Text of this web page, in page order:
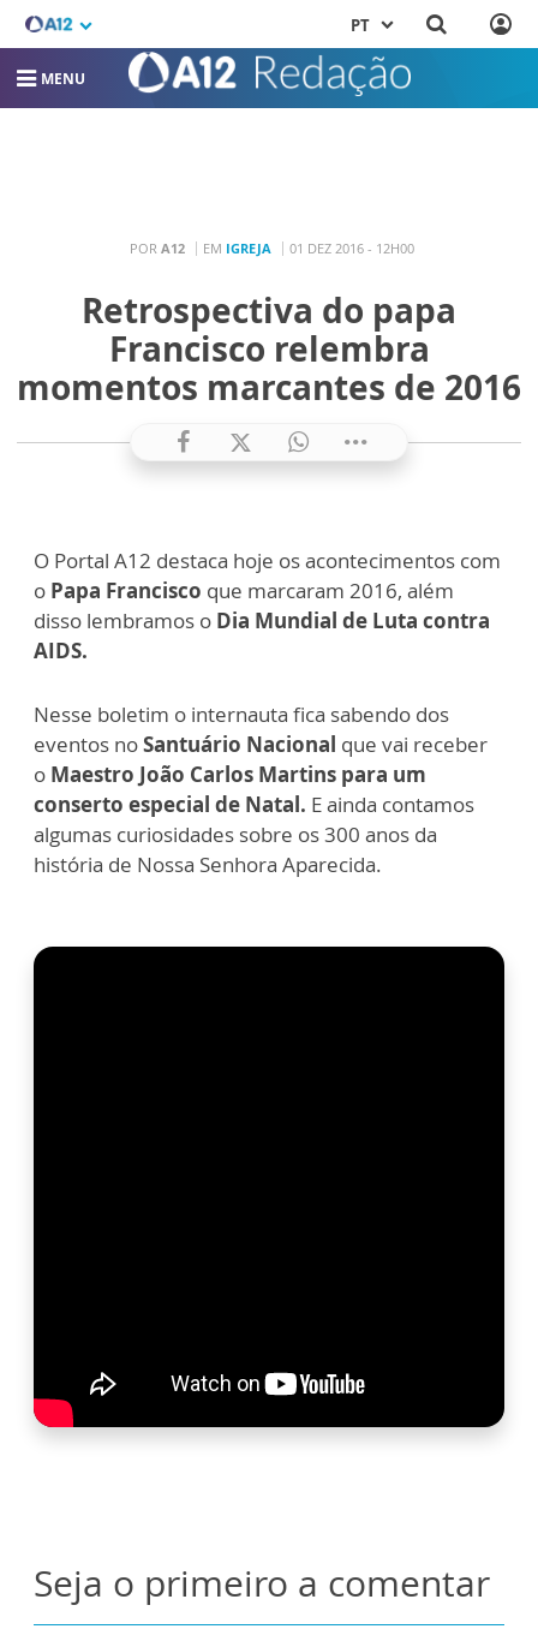
PT
MENU
POR A12 EM IGREJA 01 DEZ 2016 - 12H00
Retrospectiva do papa
Francisco relembra
momentos marcantes de 2016
O Portal A12 destaca hoje os acontecimentos com
o Papa Francisco que marcaram 2016, além
disso lembramos o Dia Mundial de Luta contra
AIDS.
Nesse boletim o internauta fica sabendo dos
eventos noSantuário Nacional que vai receber
o Maestro João Carlos Martins para um
conserto especial de Natal. E ainda contamos
algumas curiosidades sobre os 300 anos da
história de Nossa Senhora Aparecida.
Seja o primeiro a comentar